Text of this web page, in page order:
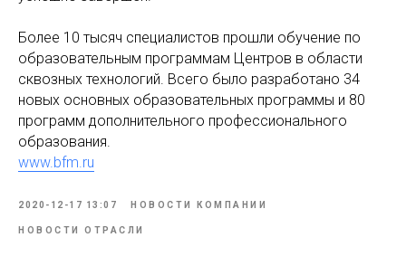
Более 10 тысяч специалистов прошли обучение по
образовательным программам Центров в области
сквозных технологий. Всего было разработано 34
новых основных образовательных программы и 80
программ дополнительного профессионального
образования.
www.bfm.ru
2020-12-17 13:07 НОВОСТИ КОМПАНИИ
НОВОСТИ ОТРАСЛИ